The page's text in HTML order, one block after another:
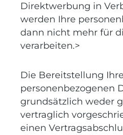
Direktwerbung in
werden Ihre
dann nicht mehr für
verarbeiten.>
Die Bereitstellung
personenbezogenen
grundsätzlich weder
vertraglich
einen